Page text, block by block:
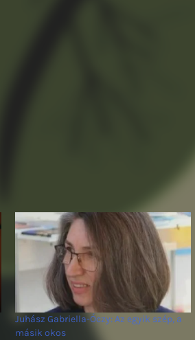
Juhász Gabriella-Óczy: Az egyik szép, a
másik okos